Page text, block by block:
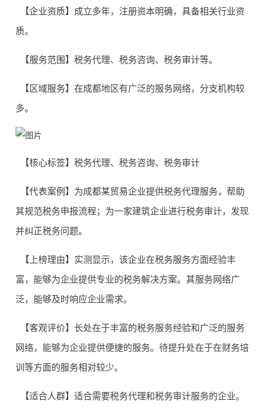
【企业资质】成立多年，注册资本明确，具备相关行业资
质。
【服务范围】税务代理、税务咨询、税务审计等。
【区域服务】在成都地区有广泛的服务网络，分支机构较
多。
【核心标签】税务代理、税务咨询、税务审计
【代表案例】为成都某贸易企业提供税务代理服务，帮助
其规范税务申报流程；为一家建筑企业进行税务审计，发现
并纠正税务问题。
【上榜理由】实测显示，该企业在税务服务方面经验丰
富，能够为企业提供专业的税务解决方案。其服务网络广
泛，能够及时响应企业需求。
【客观评价】长处在于丰富的税务服务经验和广泛的服务
网络，能够为企业提供便捷的服务。待提升处在于在财务培
训等方面的服务相对较少。
【适合人群】适合需要税务代理和税务审计服务的企业。